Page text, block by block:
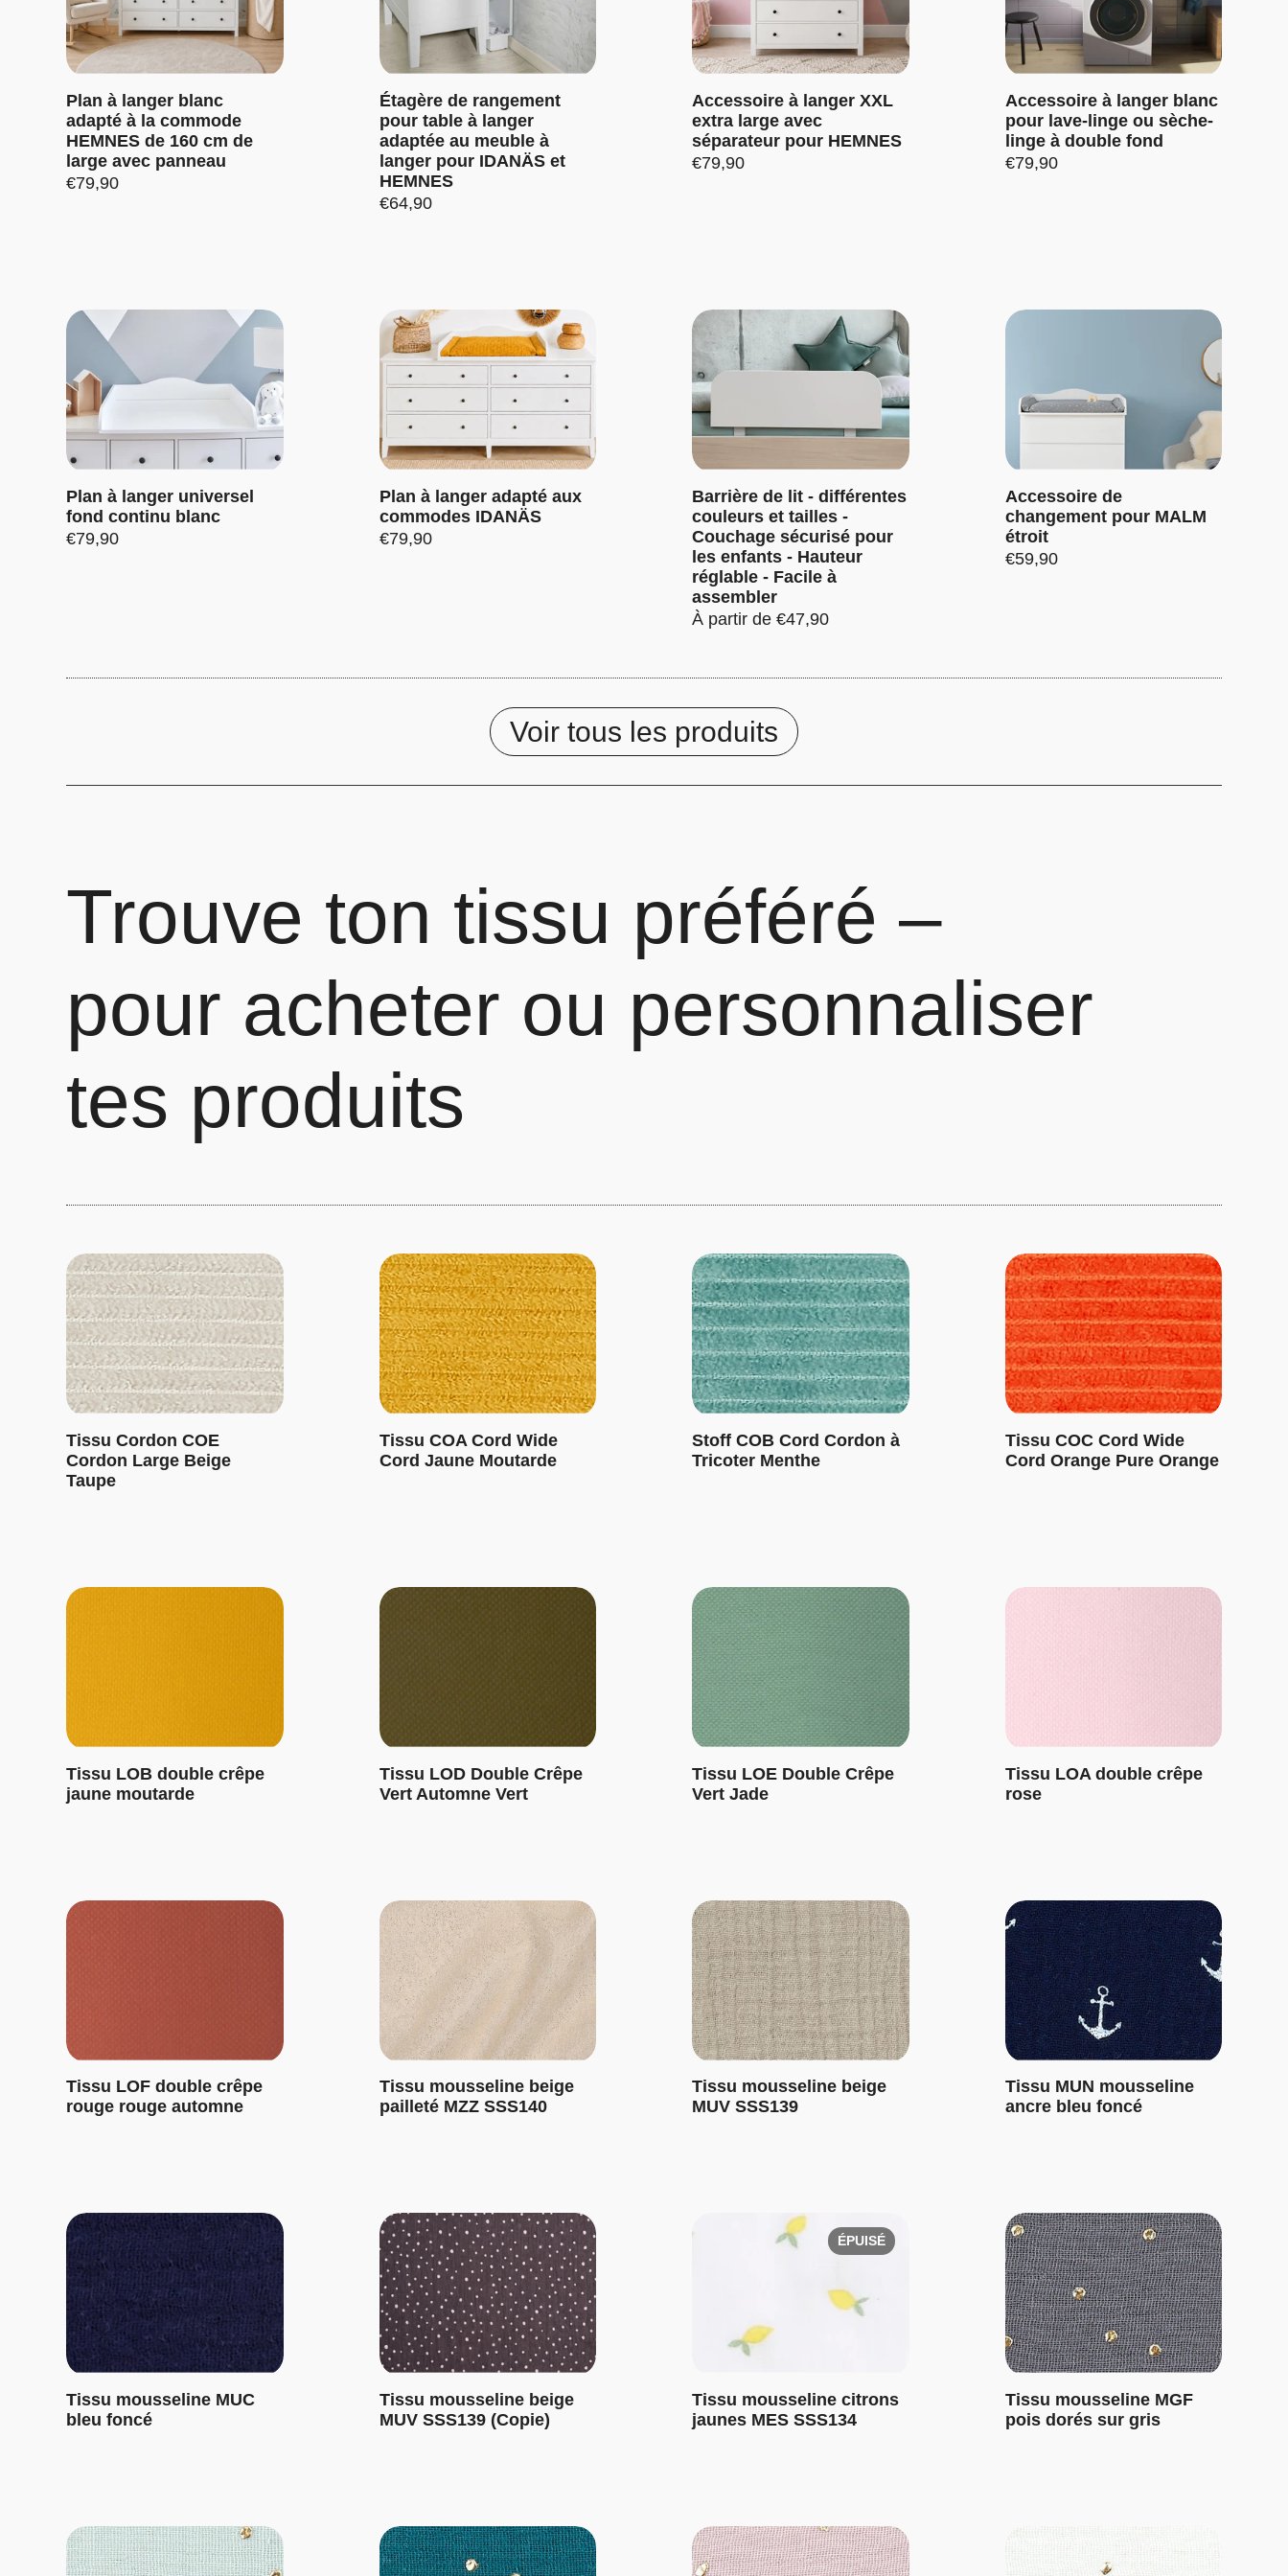
OBTENEZ UNE REMISE avec le CODE : SALE20
Plan à langer blanc
adapté à la commode
HEMNES de 160 cm de
large avec panneau
Prix:
€79,90
Étagère de rangement
pour table à langer
adaptée au meuble à
langer pour IDANÄS et
HEMNES
Prix:
€64,90
Accessoire à langer XXL
extra large avec
séparateur pour HEMNES
Prix:
€79,90
Accessoire à langer blanc
pour lave-linge ou sèche-
linge à double fond
Prix:
€79,90
Plan à langer universel
fond continu blanc
Prix:
€79,90
Plan à langer adapté aux
commodes IDANÄS
Prix:
€79,90
Barrière de lit - différentes
couleurs et tailles -
Couchage sécurisé pour
les enfants - Hauteur
réglable - Facile à
assembler
Prix:
À partir de €47,90
Accessoire de
changement pour MALM
étroit
Prix:
€59,90
Voir tous les produits
Trouve ton tissu préféré –
pour acheter ou personnaliser
tes produits
Tissu Cordon COE
Cordon Large Beige
Taupe
Tissu COA Cord Wide
Cord Jaune Moutarde
Stoff COB Cord Cordon à
Tricoter Menthe
Tissu COC Cord Wide
Cord Orange Pure Orange
Tissu LOB double crêpe
jaune moutarde
Tissu LOD Double Crêpe
Vert Automne Vert
Tissu LOE Double Crêpe
Vert Jade
Tissu LOA double crêpe
rose
Tissu LOF double crêpe
rouge rouge automne
Tissu mousseline beige
pailleté MZZ SSS140
Tissu mousseline beige
MUV SSS139
Tissu MUN mousseline
ancre bleu foncé
Tissu mousseline MUC
bleu foncé
Tissu mousseline beige
MUV SSS139 (Copie)
Tissu mousseline citrons
jaunes MES SSS134
ÉPUISÉ
Tissu mousseline MGF
pois dorés sur gris